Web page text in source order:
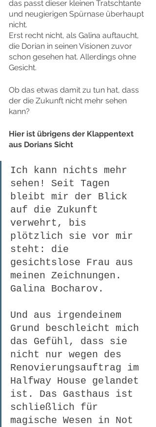
das passt dieser kleinen Tratschtante
und neugierigen Spürnase überhaupt
nicht.
Erst recht nicht, als Galina auftaucht,
die Dorian in seinen Visionen zuvor
schon gesehen hat. Allerdings ohne
Gesicht.
Ob das etwas damit zu tun hat, dass
der die Zukunft nicht mehr sehen
kann?
Hier ist übrigens der Klappentext
aus Dorians Sicht
Ich kann nichts mehr
sehen! Seit Tagen
bleibt mir der Blick
auf die Zukunft
verwehrt, bis
plötzlich sie vor mir
steht: die
gesichtslose Frau aus
meinen Zeichnungen.
Galina Bocharov.
Und aus irgendeinem
Grund beschleicht mich
das Gefühl, dass sie
nicht nur wegen des
Renovierungsauftrag im
Halfway House gelandet
ist. Das Gasthaus ist
schließlich für
magische Wesen in Not